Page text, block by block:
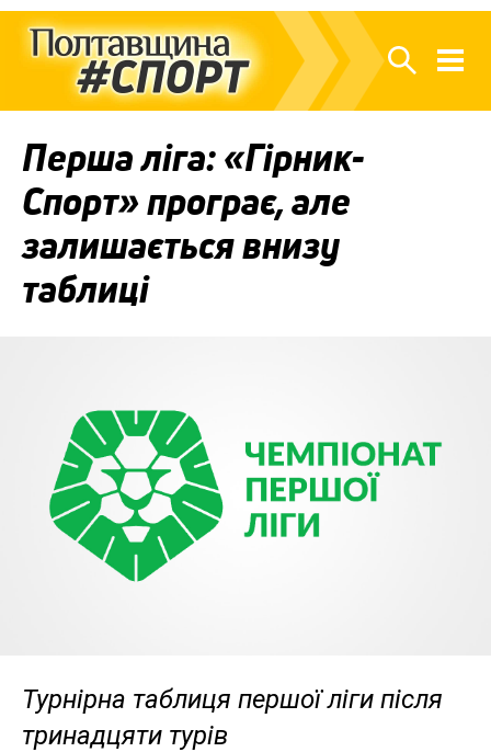
Перша ліга: «Гірник-
Спорт» програє, але
залишається внизу
таблиці
Турнірна таблиця першої ліги після
тринадцяти турів